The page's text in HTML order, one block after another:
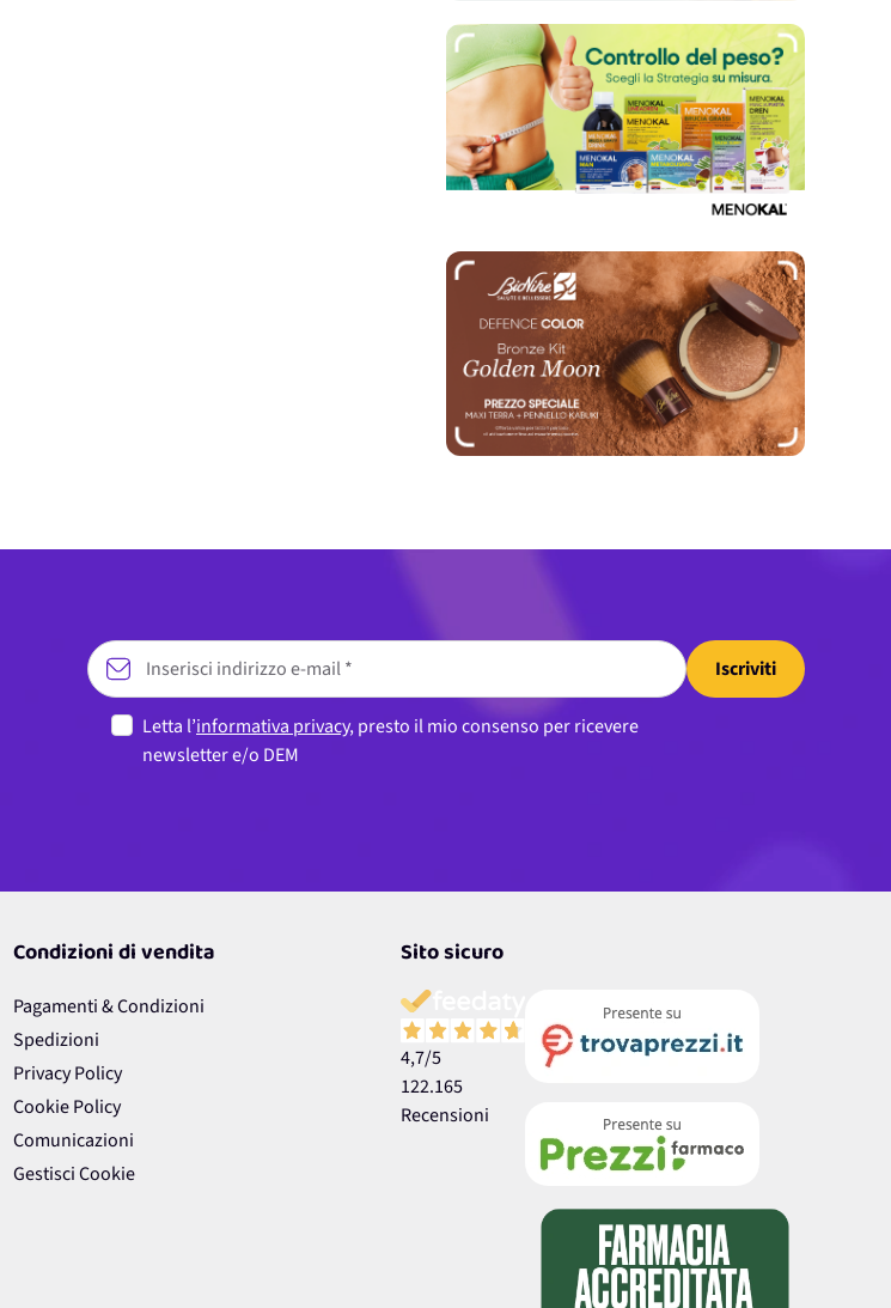
Iscriviti
Letta l’informativa privacy, presto il mio consenso per ricevere
newsletter e/o DEM
Condizioni di vendita
Pagamenti & Condizioni
Spedizioni
Privacy Policy
Cookie Policy
Comunicazioni
Gestisci Cookie
Sito sicuro
4,7/5
122.165
Recensioni